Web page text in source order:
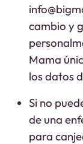
cambio y
Mama
los datos
Si no
de una
para